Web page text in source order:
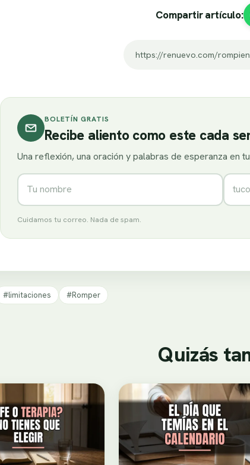
Compartir artículo:
https://renuevo.com/
BOLETÍN GRATIS
Recibe aliento como este cada
Una reflexión, una oración y palabras de esperanza en
Nombre
Cuidamos tu correo. Nada de spam.
#limitaciones #Romper
Quizás